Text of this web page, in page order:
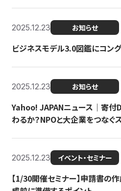
2025.12.23 お知らせ
ビジネスモデル3.0図鑑にコン
2025.12.23 お知らせ
Yahoo! JAPANニュース｜寄付
わるか？NPOと大企業をつなぐ
2025.12.23 イベント・セミナー
【1/30開催セミナー】申請書の